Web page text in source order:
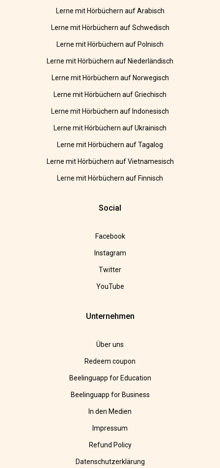
Lerne mit Hörbüchern auf Arabisch
Lerne mit Hörbüchern auf Schwedisch
Lerne mit Hörbüchern auf Polnisch
Lerne mit Hörbüchern auf Niederländisch
Lerne mit Hörbüchern auf Norwegisch
Lerne mit Hörbüchern auf Griechisch
Lerne mit Hörbüchern auf Indonesisch
Lerne mit Hörbüchern auf Ukrainisch
Lerne mit Hörbüchern auf Tagalog
Lerne mit Hörbüchern auf Vietnamesisch
Lerne mit Hörbüchern auf Finnisch
Social
Facebook
Instagram
Twitter
YouTube
Unternehmen
Über uns
Redeem coupon
Beelinguapp for Education
Beelinguapp for Business
In den Medien
Impressum
Refund Policy
Datenschutzerklärung